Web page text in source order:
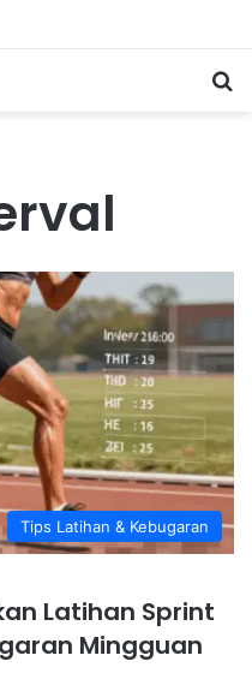
Tips Latihan & Kebugaran
Latihan Sprint
Mingguan